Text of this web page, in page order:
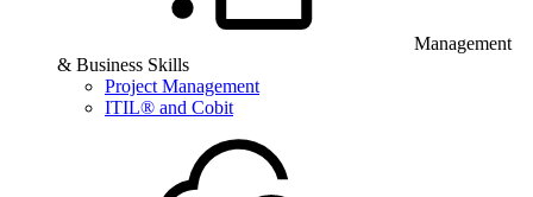
Management
& Business Skills
Project Management
ITIL® and Cobit